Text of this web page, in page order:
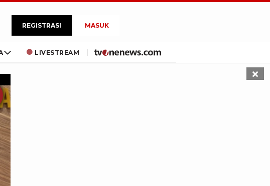
REGISTRASI MASUK
LIVESTREAM